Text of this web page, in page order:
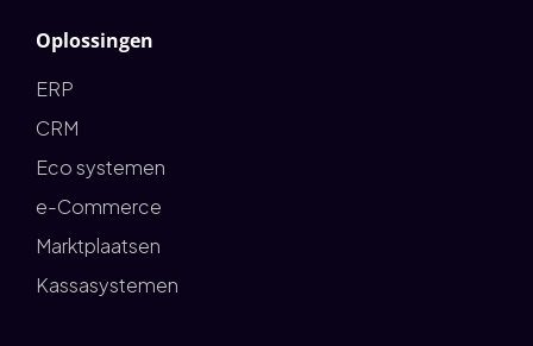
Oplossingen
ERP
CRM
Eco systemen
e-Commerce
Marktplaatsen
Kassasystemen